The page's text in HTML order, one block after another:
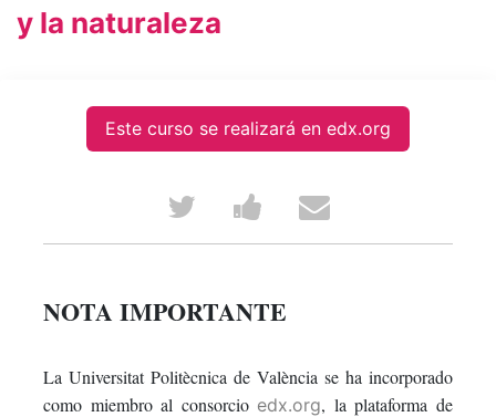
y la naturaleza
Este curso se realizará en edx.org
Tweet
that
you've
in
Post
a
Facebook
to
Email
someone
you've
NOTA IMPORTANTE
La Universitat Politècnica de València se ha incorporado
como miembro al consorcio edx.org, la plataforma de